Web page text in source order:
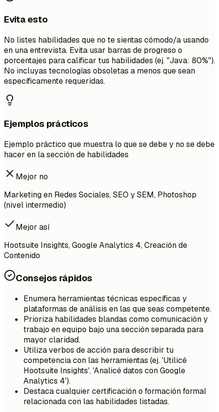
Evita esto
No listes habilidades que no te sientas cómodo/a usando
en una entrevista. Evita usar barras de progreso o
porcentajes para calificar tus habilidades (ej. "Java: 80%").
No incluyas tecnologías obsoletas a menos que sean
específicamente requeridas.
Ejemplos prácticos
Ejemplo práctico que muestra lo que se debe y no se debe
hacer en la sección de habilidades
Mejor no
Marketing en Redes Sociales, SEO y SEM, Photoshop
(nivel intermedio)
Mejor así
Hootsuite Insights, Google Analytics 4, Creación de
Contenido
Consejos rápidos
Enumera herramientas técnicas específicas y
plataformas de análisis en las que seas competente.
Prioriza habilidades blandas como comunicación y
trabajo en equipo bajo una sección separada para
mayor claridad.
Utiliza verbos de acción para describir tu
competencia con las herramientas (ej. 'Utilicé
Hootsuite Insights', 'Analicé datos con Google
Analytics 4').
Destaca cualquier certificación o formación formal
relacionada con las habilidades listadas.